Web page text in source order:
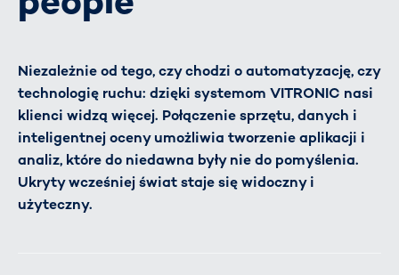
Niezależnie od tego, czy chodzi o automatyzację, czy
technologię ruchu: dzięki systemom VITRONIC nasi
klienci widzą więcej. Połączenie sprzętu, danych i
inteligentnej oceny umożliwia tworzenie aplikacji i
analiz, które do niedawna były nie do pomyślenia.
Ukryty wcześniej świat staje się widoczny i
użyteczny.